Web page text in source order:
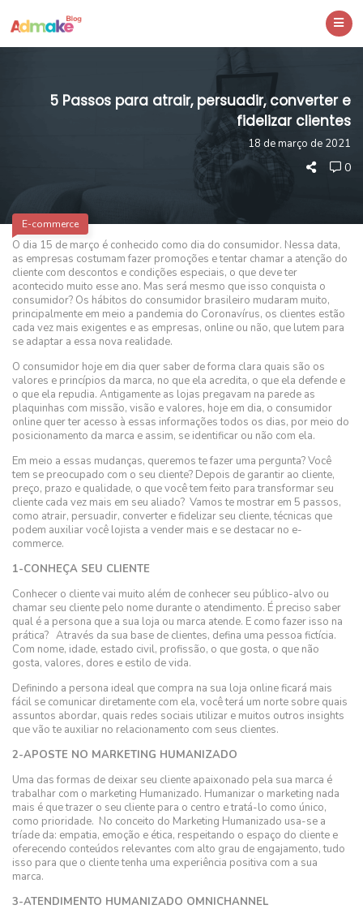
5 Passos para atrair, persuadir, converter e
fidelizar clientes
18 de março de 2021
0
E-commerce
O dia 15 de março é conhecido como dia do consumidor. Nessa data,
as empresas costumam fazer promoções e tentar chamar a atenção do
cliente com descontos e condições especiais, o que deve ter
acontecido muito esse ano. Mas será mesmo que isso conquista o
consumidor? Os hábitos do consumidor brasileiro mudaram muito,
principalmente em meio a pandemia do Coronavírus, os clientes estão
cada vez mais exigentes e as empresas, online ou não, que lutem para
se adaptar a essa nova realidade.
O consumidor hoje em dia quer saber de forma clara quais são os
valores e princípios da marca, no que ela acredita, o que ela defende e
o que ela repudia. Antigamente as lojas pregavam na parede as
plaquinhas com missão, visão e valores, hoje em dia, o consumidor
online quer ter acesso à essas informações todos os dias, por meio do
posicionamento da marca e assim, se identificar ou não com ela.
Em meio a essas mudanças, queremos te fazer uma pergunta? Você
tem se preocupado com o seu cliente? Depois de garantir ao cliente,
preço, prazo e qualidade, o que você tem feito para transformar seu
cliente cada vez mais em seu aliado? Vamos te mostrar em 5 passos,
como atrair, persuadir, converter e fidelizar seu cliente, técnicas que
podem auxiliar você lojista a vender mais e se destacar no e-
commerce.
1-CONHEÇA SEU CLIENTE
Conhecer o cliente vai muito além de conhecer seu público-alvo ou
chamar seu cliente pelo nome durante o atendimento. É preciso saber
qual é a persona que a sua loja ou marca atende. E como fazer isso na
prática? Através da sua base de clientes, defina uma pessoa fictícia.
Com nome, idade, estado civil, profissão, o que gosta, o que não
gosta, valores, dores e estilo de vida.
Definindo a persona ideal que compra na sua loja online ficará mais
fácil se comunicar diretamente com ela, você terá um norte sobre quais
assuntos abordar, quais redes sociais utilizar e muitos outros insights
que vão te auxiliar no relacionamento com seus clientes.
2-APOSTE NO MARKETING HUMANIZADO
Uma das formas de deixar seu cliente apaixonado pela sua marca é
trabalhar com o marketing Humanizado. Humanizar o marketing nada
mais é que trazer o seu cliente para o centro e tratá-lo como único,
como prioridade. No conceito do Marketing Humanizado usa-se a
tríade da: empatia, emoção e ética, respeitando o espaço do cliente e
oferecendo conteúdos relevantes com alto grau de engajamento, tudo
isso para que o cliente tenha uma experiência positiva com a sua
marca.
3-ATENDIMENTO HUMANIZADO OMNICHANNEL